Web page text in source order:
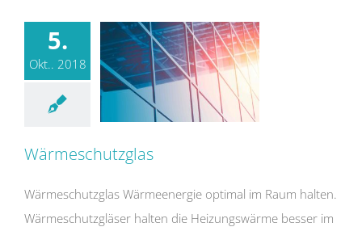
5.
Okt.. 2018
Wärmeschutzglas
Wärmeschutzglas Wärmeenergie optimal im Raum halten.
Wärmeschutzgläser halten die Heizungswärme besser im